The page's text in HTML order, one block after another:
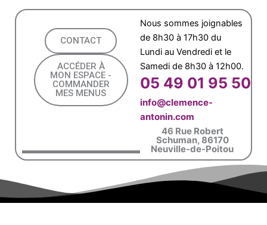
CONTACT
ACCÉDER À
MON ESPACE -
COMMANDER
MES MENUS
Nous sommes joignables
de 8h30 à 17h30 du
Lundi au Vendredi et le
Samedi de 8h30 à 12h00.
05 49 01 95 50
info@clemence-
antonin.com
46 Rue Robert
Schuman, 86170
Neuville-de-Poitou